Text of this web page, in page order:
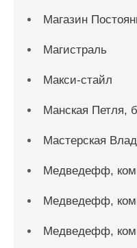
Магазин
Магистраль
Макси-стайл
Манская Петля,
Мастерская
Медведефф,
Медведефф,
Медведефф,